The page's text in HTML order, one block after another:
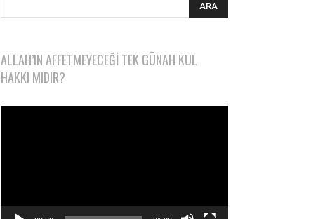
ALLAH’IN AFFETMEYECEĞI TEK GÜNAH KUL
HAKKI MIDIR?